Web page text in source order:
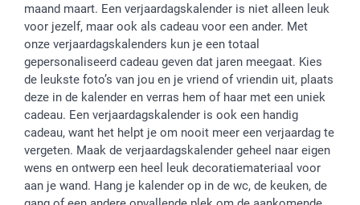
maand maart. Een verjaardagskalender is niet alleen leuk
voor jezelf, maar ook als cadeau voor een ander. Met
onze verjaardagskalenders kun je een totaal
gepersonaliseerd cadeau geven dat jaren meegaat. Kies
de leukste foto’s van jou en je vriend of vriendin uit, plaats
deze in de kalender en verras hem of haar met een uniek
cadeau. Een verjaardagskalender is ook een handig
cadeau, want het helpt je om nooit meer een verjaardag te
vergeten. Maak de verjaardagskalender geheel naar eigen
wens en ontwerp een heel leuk decoratiemateriaal voor
aan je wand. Hang je kalender op in de wc, de keuken, de